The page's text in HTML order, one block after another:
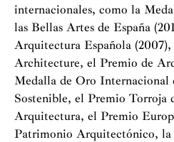
internacionales, como la
las Bellas Artes de España
Arquitectura Española
Architecture, el Premio de
Medalla de Oro Internacional
Sostenible, el Premio Torroja
Arquitectura, el Premio
Patrimonio Arquitectónico,